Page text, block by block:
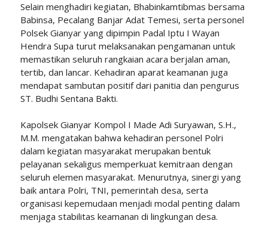
Selain menghadiri kegiatan, Bhabinkamtibmas bersama
Babinsa, Pecalang Banjar Adat Temesi, serta personel
Polsek Gianyar yang dipimpin Padal Iptu I Wayan
Hendra Supa turut melaksanakan pengamanan untuk
memastikan seluruh rangkaian acara berjalan aman,
tertib, dan lancar. Kehadiran aparat keamanan juga
mendapat sambutan positif dari panitia dan pengurus
ST. Budhi Sentana Bakti.
Kapolsek Gianyar Kompol I Made Adi Suryawan, S.H.,
M.M. mengatakan bahwa kehadiran personel Polri
dalam kegiatan masyarakat merupakan bentuk
pelayanan sekaligus memperkuat kemitraan dengan
seluruh elemen masyarakat. Menurutnya, sinergi yang
baik antara Polri, TNI, pemerintah desa, serta
organisasi kepemudaan menjadi modal penting dalam
menjaga stabilitas keamanan di lingkungan desa.